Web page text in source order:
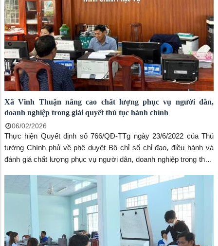
Xã Vĩnh Thuận nâng cao chất lượng phục vụ người dân,
doanh nghiệp trong giải quyết thủ tục hành chính
06/02/2026
Thực hiện Quyết định số 766/QĐ-TTg ngày 23/6/2022 của Thủ
tướng Chính phủ về phê duyệt Bộ chỉ số chỉ đạo, điều hành và
đánh giá chất lượng phục vụ người dân, doanh nghiệp trong thực
trường điện tử, thời gian qua, xã Vĩnh Thuận đã tập trung triển
khai đồng bộ nhiều giải pháp nhằm nâng cao chất lượng phục vụ,
lấy sự hài lòng của người dân, doanh nghiệp làm thước đo hiệu
quả hoạt động hành chính.